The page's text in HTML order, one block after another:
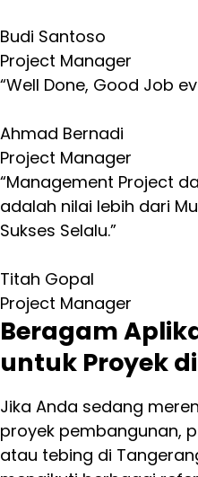
Budi Santoso
Project Manager
“Well Done, Good Job
Ahmad Bernadi
Project Manager
“Management Project
adalah nilai lebih dari
Sukses Selalu.”
Titah Gopal
Project Manager
Beragam
untuk Proyek
Jika Anda sedang
proyek pembangunan,
atau tebing di